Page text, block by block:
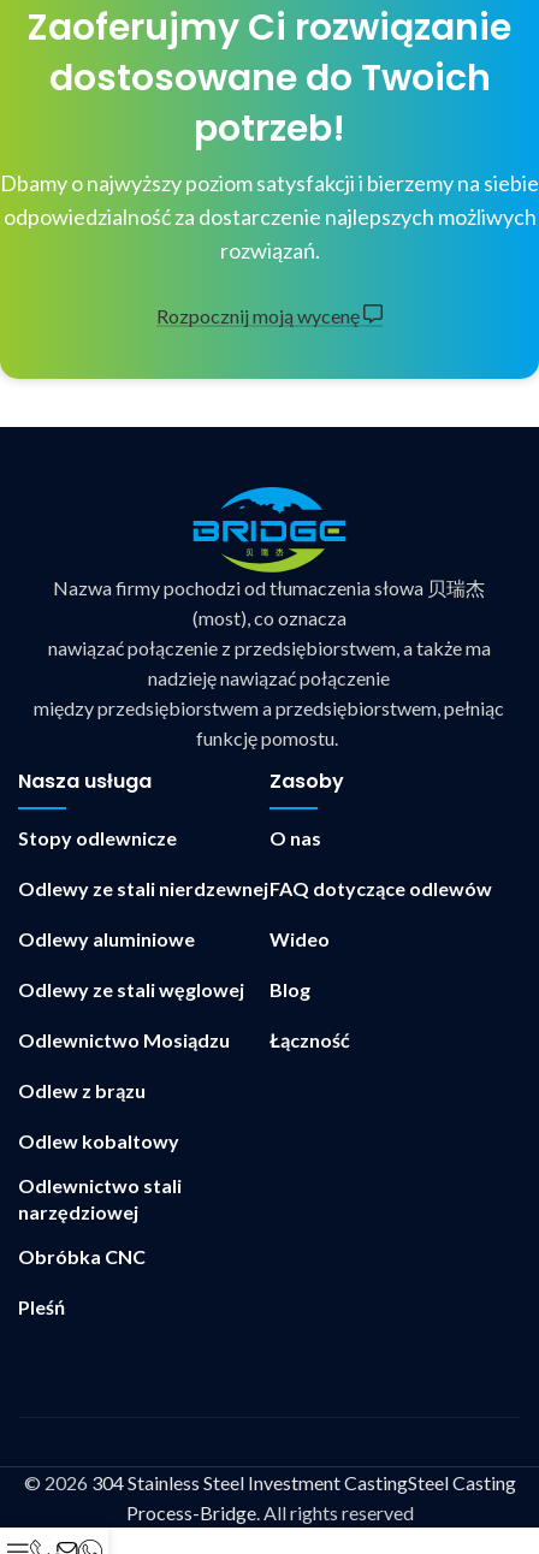
Zaoferujmy Ci rozwiązanie
dostosowane do Twoich
potrzeb!
Dbamy o najwyższy poziom satysfakcji i bierzemy na siebie
odpowiedzialność za dostarczenie najlepszych możliwych
rozwiązań.
Rozpocznij moją wycenę
Nazwa firmy pochodzi od tłumaczenia słowa 贝瑞杰
(most), co oznacza
nawiązać połączenie z przedsiębiorstwem, a także ma
nadzieję nawiązać połączenie
między przedsiębiorstwem a przedsiębiorstwem, pełniąc
funkcję pomostu.
Nasza usługa
Stopy odlewnicze
Odlewy ze stali nierdzewnej
Odlewy aluminiowe
Odlewy ze stali węglowej
Odlewnictwo Mosiądzu
Odlew z brązu
Odlew kobaltowy
Odlewnictwo stali
narzędziowej
Obróbka CNC
Pleśń
Zasoby
O nas
FAQ dotyczące odlewów
Wideo
Blog
Łączność
© 2026 304 Stainless Steel Investment CastingSteel Casting
Process-Bridge. All rights reserved